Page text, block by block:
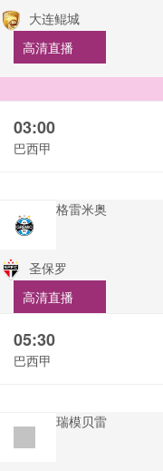
大连鲲城
高清直播
03:00
巴西甲
格雷米奥
圣保罗
高清直播
05:30
巴西甲
瑞模贝雷